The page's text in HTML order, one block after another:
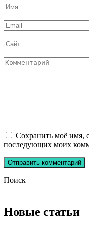
Имя
*
Email
*
Сайт
Комментарий
Сохранить моё имя,
последующих моих
Поиск
Новые статьи